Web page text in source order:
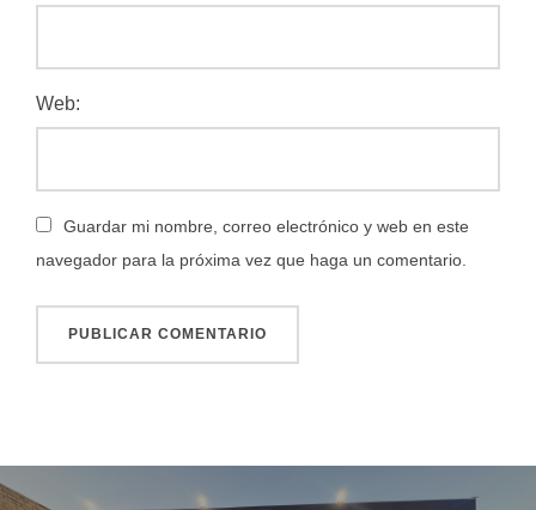
Web:
Guardar mi nombre, correo electrónico y web en este
navegador para la próxima vez que haga un comentario.
Navegación